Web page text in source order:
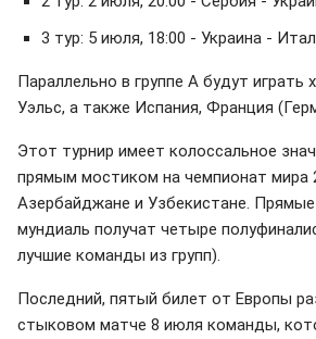
3 тур: 5 июля, 18:00 - Украина -
Параллельно в группе А будут играть
Уэльс, а также Испания, Франция
Этот турнир имеет колоссальное
прямым мостиком на чемпионат мира
Азербайджане и Узбекистане. Прямые
мундиаль получат четыре
лучшие команды из групп).
Последний, пятый билет от Европы
стыковом матче 8 июля команды,